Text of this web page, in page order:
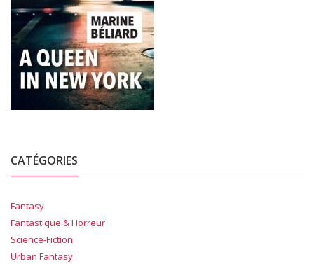
CATÉGORIES
Fantasy
Fantastique & Horreur
Science-Fiction
Urban Fantasy